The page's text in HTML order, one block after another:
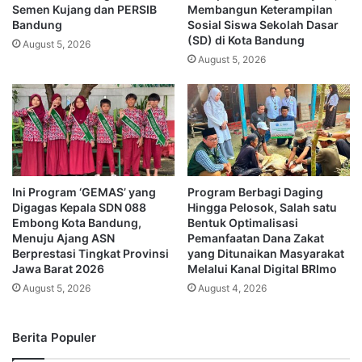
Semen Kujang dan PERSIB
Bandung
August 5, 2026
Membangun Keterampilan
Sosial Siswa Sekolah Dasar
(SD) di Kota Bandung
August 5, 2026
Ini Program ‘GEMAS’ yang
Digagas Kepala SDN 088
Embong Kota Bandung,
Menuju Ajang ASN
Berprestasi Tingkat Provinsi
Jawa Barat 2026
August 5, 2026
Program Berbagi Daging
Hingga Pelosok, Salah satu
Bentuk Optimalisasi
Pemanfaatan Dana Zakat
yang Ditunaikan Masyarakat
Melalui Kanal Digital BRImo
August 4, 2026
Berita Populer